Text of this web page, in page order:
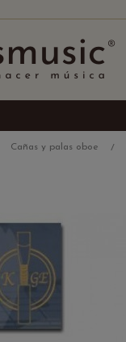
Cañas y palas oboe